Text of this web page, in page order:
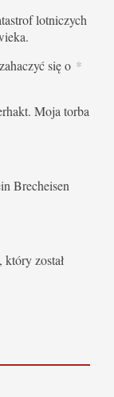
lotniczych
się o *
Moja torba
Brecheisen
który został